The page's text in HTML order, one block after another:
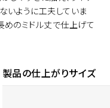
いように工夫していま
めのミドル丈で仕上げて
製品の仕上がりサイズ